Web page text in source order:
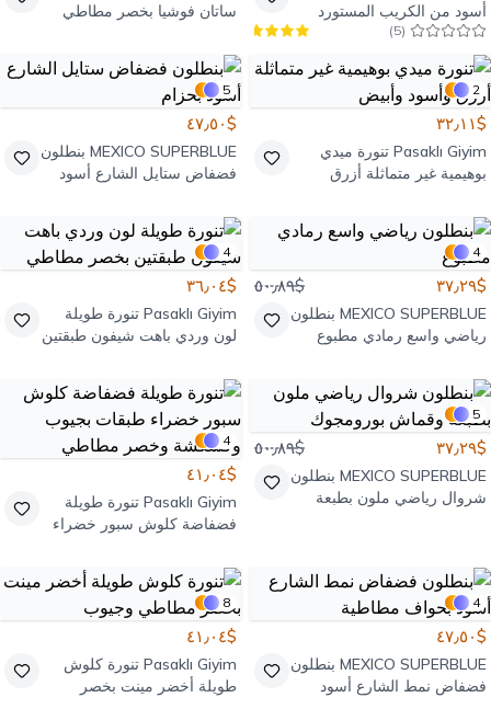
أسود من الكريب المستورد
(
5
)
ساتان فوشيا بخصر مطاطي
2
$٣٢٫١١
Pasaklı Giyim تنورة ميدي
بوهيمية غير متماثلة أزرق
5
$٤٧٫٥٠
MEXICO SUPERBLUE بنطلون
فضفاض ستايل الشارع أسود
4
$٣٧٫٢٩ $٥٠٫٨٩
MEXICO SUPERBLUE بنطلون
رياضي واسع رمادي مطبوع
4
$٣٦٫٠٤
Pasaklı Giyim تنورة طويلة
لون وردي باهت شيفون طبقتين
5
$٣٧٫٢٩ $٥٠٫٨٩
MEXICO SUPERBLUE بنطلون
شروال رياضي ملون بطبعة
4
$٤١٫٠٤
Pasaklı Giyim تنورة طويلة
فضفاضة كلوش سبور خضراء
مطاطي
4
$٤٧٫٥٠
MEXICO SUPERBLUE بنطلون
فضفاض نمط الشارع أسود
8
$٤١٫٠٤
Pasaklı Giyim تنورة كلوش
طويلة أخضر مينت بخصر